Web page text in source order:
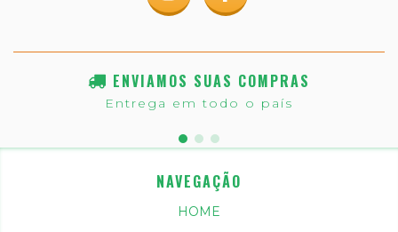
ENVIAMOS SUAS COMPRAS
Entrega em todo o país
NAVEGAÇÃO
HOME